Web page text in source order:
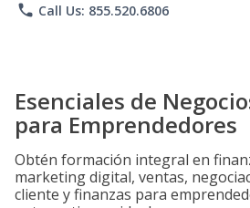
phone Call Us: 855.520.6806
Esenciales de
para Emprendedores
Obtén formación integral en
marketing digital, ventas,
cliente y finanzas para